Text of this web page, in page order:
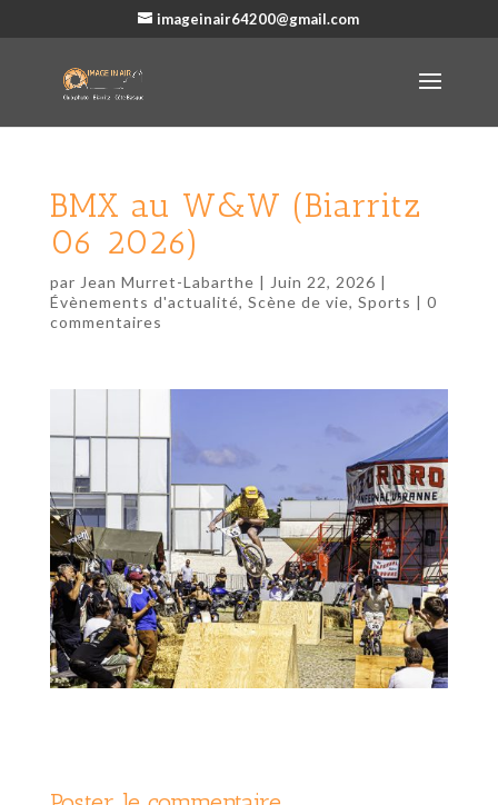
imageinair64200@gmail.com
BMX au W&W (Biarritz
06 2026)
par Jean Murret-Labarthe | Juin 22, 2026 |
Évènements d'actualité, Scène de vie, Sports | 0
commentaires